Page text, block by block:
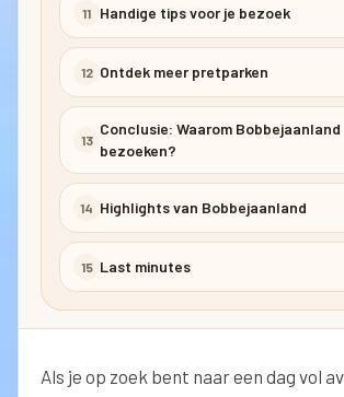
11 Handige tips voor je bezoek
12 Ontdek meer pretparken
13
Conclusie: Waarom Bobbejaanland
bezoeken?
14 Highlights van Bobbejaanland
15 Last minutes
Als je op zoek bent naar een dag vol